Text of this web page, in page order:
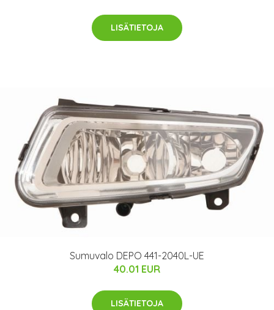
LISÄTIETOJA
Sumuvalo DEPO 441-2040L-UE
40.01 EUR
LISÄTIETOJA